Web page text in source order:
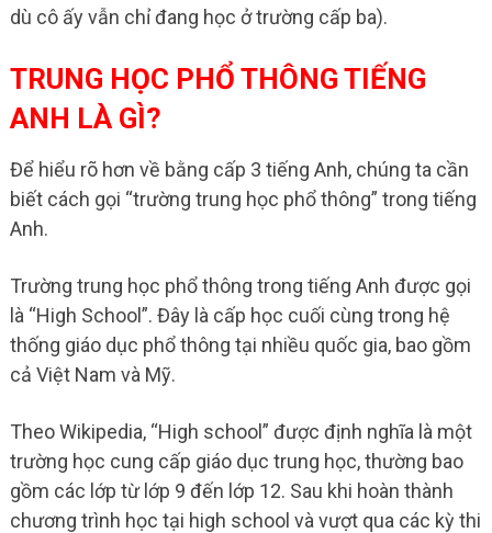
dù cô ấy vẫn chỉ đang học ở trường cấp ba).
TRUNG HỌC PHỔ THÔNG TIẾNG
ANH LÀ GÌ?
Để hiểu rõ hơn về bằng cấp 3 tiếng Anh, chúng ta cần
biết cách gọi “trường trung học phổ thông” trong tiếng
Anh.
Trường trung học phổ thông trong tiếng Anh được gọi
là “High School”. Đây là cấp học cuối cùng trong hệ
thống giáo dục phổ thông tại nhiều quốc gia, bao gồm
cả Việt Nam và Mỹ.
Theo Wikipedia, “High school” được định nghĩa là một
trường học cung cấp giáo dục trung học, thường bao
gồm các lớp từ lớp 9 đến lớp 12. Sau khi hoàn thành
chương trình học tại high school và vượt qua các kỳ thi